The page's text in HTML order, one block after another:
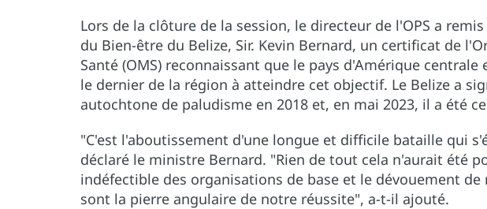
Lors de la clôture de la session, le directeur de l'OPS a
du Bien-être du Belize, Sir. Kevin Bernard, un certificat de
Santé (OMS) reconnaissant que le pays d'Amérique
le dernier de la région à atteindre cet objectif. Le Belize a
autochtone de paludisme en 2018 et, en mai 2023, il a été
"C'est l'aboutissement d'une longue et difficile bataille qui
déclaré le ministre Bernard. "Rien de tout cela n'aurait été
indéfectible des organisations de base et le dévouement de
sont la pierre angulaire de notre réussite", a-t-il ajouté.